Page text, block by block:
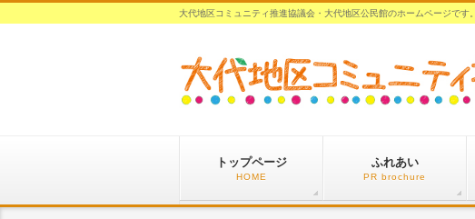
大代地区コミュニティ推進協議会・大代地区公民館のホームページです。
トップページ
HOME
ふれあい
PR brochure